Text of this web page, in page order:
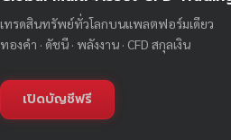
เทรดสินทรัพย์ทั่วโลกบนแพลตฟอร์มเดียว
ทองคำ · ดัชนี · พลังงาน · CFD สกุลเงิน
เปิดบัญชีฟรี